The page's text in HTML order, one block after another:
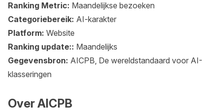
Ranking Metric: Maandelijkse bezoeken
Categoriebereik: AI-karakter
Platform: Website
Ranking update:: Maandelijks
Gegevensbron: AICPB, De wereldstandaard voor AI-
klasseringen
Over AICPB